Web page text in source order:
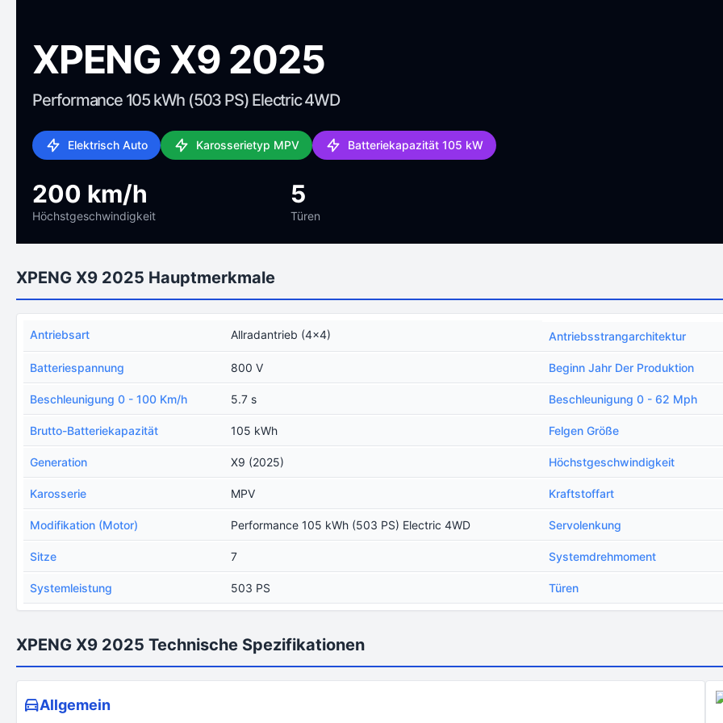
XPENG X9 2025
Performance 105 kWh (503 PS) Electric 4WD
Elektrisch Auto Karosserietyp MPV Batteriekapazität 105 kW
200 km/h
Höchstgeschwindigkeit
5
Türen
XPENG X9 2025 Hauptmerkmale
Antriebsart Allradantrieb (4x4) Antriebsstrangarchitektur
Batteriespannung 800 V Beginn Jahr Der Produktion
Beschleunigung 0 - 100 Km/h 5.7 s Beschleunigung 0 - 62 Mph
Brutto-Batteriekapazität 105 kWh Felgen Größe
Generation X9 (2025) Höchstgeschwindigkeit
Karosserie MPV Kraftstoffart
Modifikation (Motor) Performance 105 kWh (503 PS) Electric 4WD Servolenkung
Sitze 7 Systemdrehmoment
Systemleistung 503 PS Türen
XPENG X9 2025 Technische Spezifikationen
Allgemein